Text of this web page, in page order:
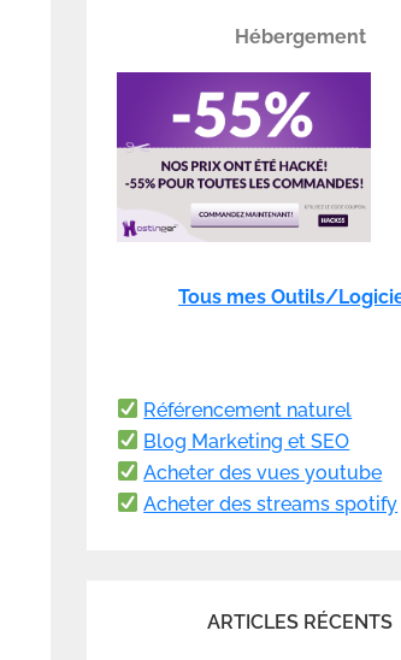
Hébergement
Tous mes Outils/
Référencement naturel
Blog Marketing et SEO
Acheter des vues youtube
Acheter des streams spotify
ARTICLES RÉCENTS